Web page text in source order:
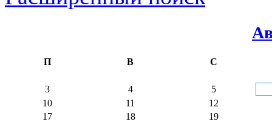
П В С
3 4
5
10
11
12
17
18
19